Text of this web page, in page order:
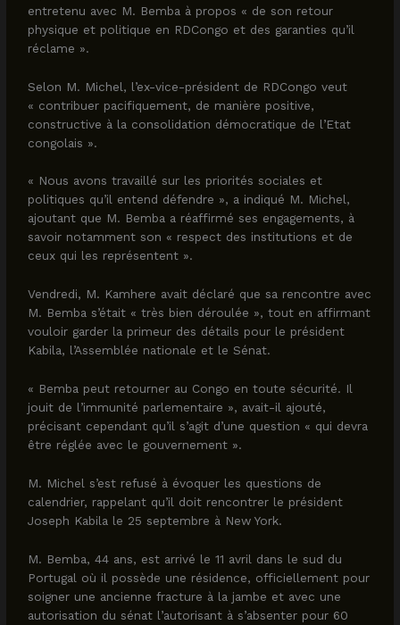
entretenu avec M. Bemba à propos « de son retour
physique et politique en RDCongo et des garanties qu’il
réclame ».
Selon M. Michel, l’ex-vice-président de RDCongo veut
« contribuer pacifiquement, de manière positive,
constructive à la consolidation démocratique de l’Etat
congolais ».
« Nous avons travaillé sur les priorités sociales et
politiques qu’il entend défendre », a indiqué M. Michel,
ajoutant que M. Bemba a réaffirmé ses engagements, à
savoir notamment son « respect des institutions et de
ceux qui les représentent ».
Vendredi, M. Kamhere avait déclaré que sa rencontre avec
M. Bemba s’était « très bien déroulée », tout en affirmant
vouloir garder la primeur des détails pour le président
Kabila, l’Assemblée nationale et le Sénat.
« Bemba peut retourner au Congo en toute sécurité. Il
jouit de l’immunité parlementaire », avait-il ajouté,
précisant cependant qu’il s’agit d’une question « qui devra
être réglée avec le gouvernement ».
M. Michel s’est refusé à évoquer les questions de
calendrier, rappelant qu’il doit rencontrer le président
Joseph Kabila le 25 septembre à New York.
M. Bemba, 44 ans, est arrivé le 11 avril dans le sud du
Portugal où il possède une résidence, officiellement pour
soigner une ancienne fracture à la jambe et avec une
autorisation du sénat l’autorisant à s’absenter pour 60